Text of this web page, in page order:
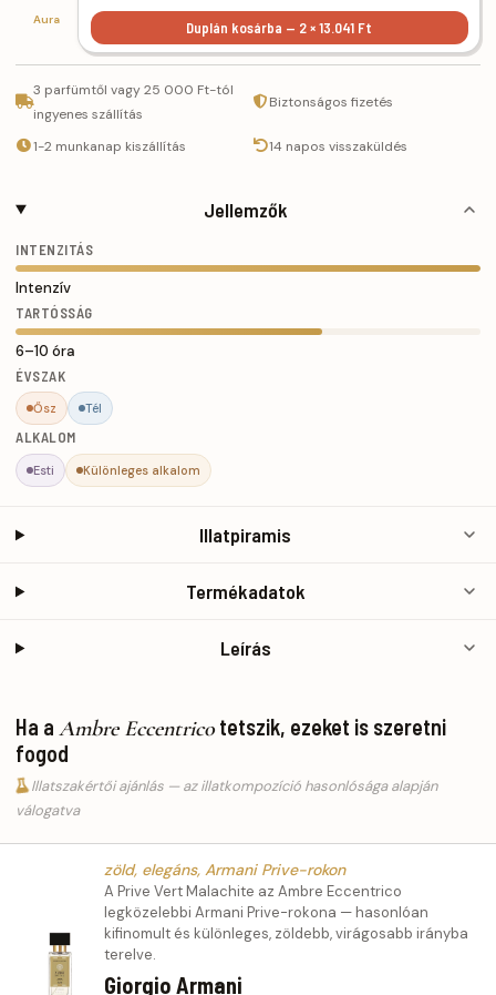
Aura Duplán kosárba — 2 × 13.041 Ft
3 parfümtől vagy 25 000 Ft-tól
ingyenes szállítás
Biztonságos fizetés
1-2 munkanap kiszállítás 14 napos visszaküldés
Jellemzők
INTENZITÁS
Intenzív
TARTÓSSÁG
6–10 óra
ÉVSZAK
Ősz Tél
ALKALOM
Esti Különleges alkalom
Illatpiramis
Termékadatok
Leírás
Ha a Ambre Eccentricotetszik, ezeket is szeretni
fogod
Illatszakértői ajánlás — az illatkompozíció hasonlósága alapján
válogatva
zöld, elegáns, Armani Prive-rokon
A Prive Vert Malachite az Ambre Eccentrico
legközelebbi Armani Prive-rokona — hasonlóan
kifinomult és különleges, zöldebb, virágosabb irányba
terelve.
Giorgio Armani